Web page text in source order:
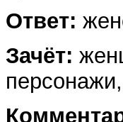
Ответ:
Зачёт: